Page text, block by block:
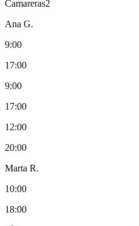
Camareras2
Ana G.
9:00
17:00
9:00
17:00
12:00
20:00
Marta R.
10:00
18:00